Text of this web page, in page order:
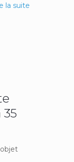
la suite